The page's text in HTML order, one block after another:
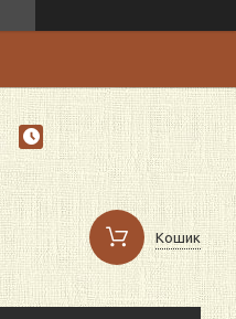
Кошик